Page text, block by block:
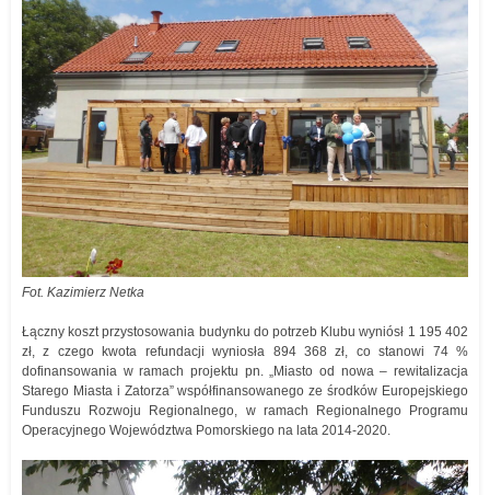
Fot. Kazimierz Netka
Łączny koszt przystosowania budynku do potrzeb Klubu wyniósł 1 195 402
zł, z czego kwota refundacji wyniosła 894 368 zł, co stanowi 74 %
dofinansowania w ramach projektu pn. „Miasto od nowa – rewitalizacja
Starego Miasta i Zatorza” współfinansowanego ze środków Europejskiego
Funduszu Rozwoju Regionalnego, w ramach Regionalnego Programu
Operacyjnego Województwa Pomorskiego na lata 2014-2020.